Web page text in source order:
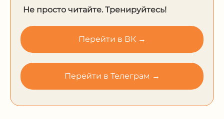
Не просто читайте. Тренируйтесь!
Перейти в ВК →
Перейти в Телеграм →